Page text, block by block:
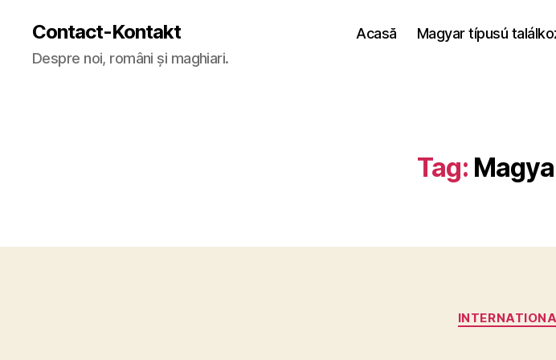
Contact-Kontakt
Despre noi, români și maghiari.
Acasă Magyar típusú
Tag: